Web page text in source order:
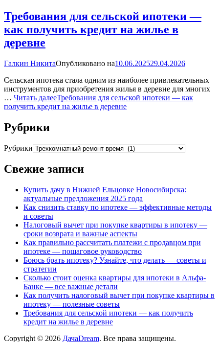
Требования для сельской ипотеки —
как получить кредит на жилье в
деревне
Галкин НикитаОпубликовано на10.06.202529.04.2026
Сельская ипотека стала одним из наиболее привлекательных
инструментов для приобретения жилья в деревне для многих
… Читать далееТребования для сельской ипотеки — как
получить кредит на жилье в деревне
Рубрики
Рубрики
Свежие записи
Купить дачу в Нижней Ельцовке Новосибирска:
актуальные предложения 2025 года
Как снизить ставку по ипотеке — эффективные методы
и советы
Налоговый вычет при покупке квартиры в ипотеку —
сроки возврата и важные аспекты
Как правильно рассчитать платежи с продавцом при
ипотеке — пошаговое руководство
Боюсь брать ипотеку? Узнайте, что делать — советы и
стратегии
Сколько стоит оценка квартиры для ипотеки в Альфа-
Банке — все важные детали
Как получить налоговый вычет при покупке квартиры в
ипотеку — полезные советы
Требования для сельской ипотеки — как получить
кредит на жилье в деревне
Copyright © 2026 ДачаDream. Все права защищены.